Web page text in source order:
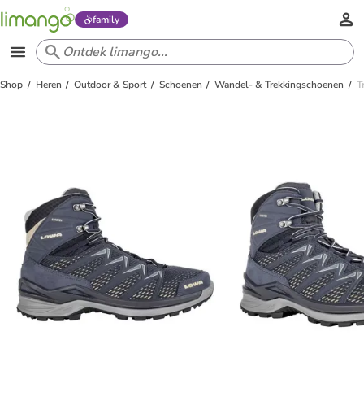
family
Shop Heren Outdoor & Sport Schoenen Wandel- & Trekkingschoenen